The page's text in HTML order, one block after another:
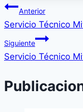
la
entrada:
Navegación
de
entradas
Anterior
Servicio Técnico
Siguiente
Servicio Técnico